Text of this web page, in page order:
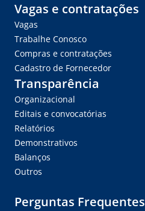
Vagas e contratações
Vagas
Trabalhe Conosco
Compras e contratações
Cadastro de Fornecedor
Transparência
Organizacional
Editais e convocatórias
Relatórios
Demonstrativos
Balanços
Outros
Perguntas Frequentes